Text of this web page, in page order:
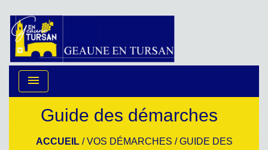
menu
Guide des démarches
ACCUEIL/VOS DÉMARCHES /GUIDE DES